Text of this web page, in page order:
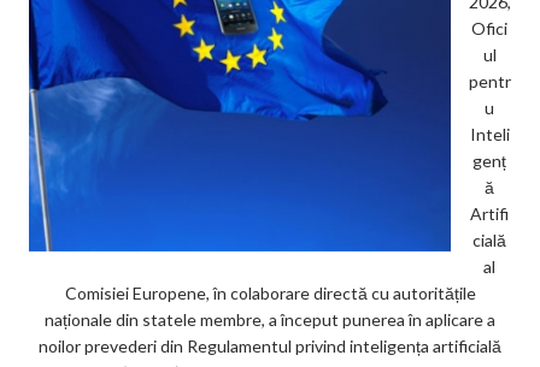
Ofici
ul
pentr
u
Inteli
genț
ă
Artifi
cială
al
Comisiei Europene, în colaborare directă cu autoritățile
naționale din statele membre, a început punerea în aplicare a
noilor prevederi din Regulamentul privind inteligența artificială